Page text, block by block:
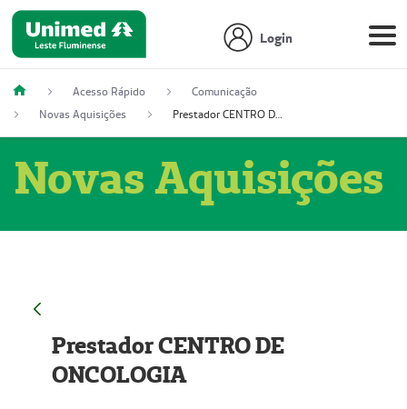
Login
Acesso Rápido
Comunicação
Novas Aquisições
Prestador CENTRO DE ONCOLOGIA
Novas Aquisições
Prestador CENTRO DE
ONCOLOGIA